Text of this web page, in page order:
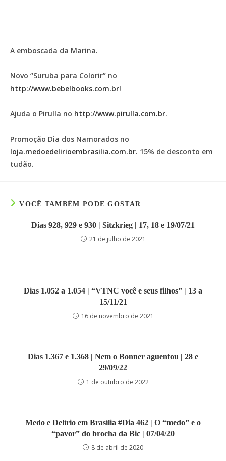
A emboscada da Marina.
Novo “Suruba para Colorir” no
http://www.bebelbooks.com.br!
Ajuda o Pirulla no http://www.pirulla.com.br.
Promoção Dia dos Namorados no
loja.medoedelirioembrasilia.com.br. 15% de desconto em
tudão.
VOCÊ TAMBÉM PODE GOSTAR
Dias 928, 929 e 930 | Sitzkrieg | 17, 18 e 19/07/21
21 de julho de 2021
Dias 1.052 a 1.054 | “VTNC você e seus filhos” | 13 a
15/11/21
16 de novembro de 2021
Dias 1.367 e 1.368 | Nem o Bonner aguentou | 28 e
29/09/22
1 de outubro de 2022
Medo e Delírio em Brasília #Dia 462 | O “medo” e o
“pavor” do brocha da Bic | 07/04/20
8 de abril de 2020